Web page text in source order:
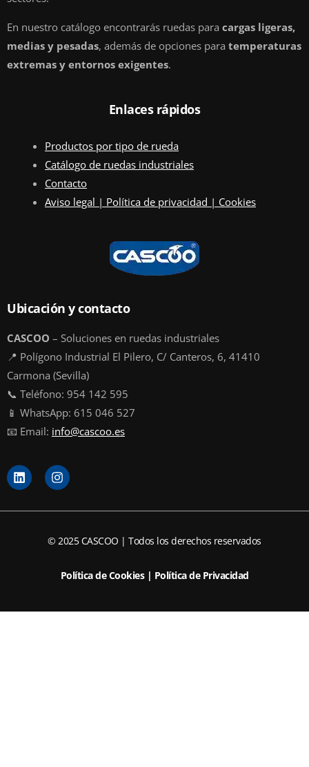
En nuestro catálogo encontrarás ruedas para cargas ligeras,
medias y pesadas, además de opciones para temperaturas
extremas y entornos exigentes.
Enlaces rápidos
Productos por tipo de rueda
Catálogo de ruedas industriales
Contacto
Aviso legal | Política de privacidad | Cookies
Ubicación y contacto
CASCOO – Soluciones en ruedas industriales
📍 Polígono Industrial El Pilero, C/ Canteros, 6, 41410
Carmona (Sevilla)
📞 Teléfono: 954 142 595
📱 WhatsApp: 615 046 527
📧 Email: info@cascoo.es
L
i
n
k
I
n
s
t
r
m
© 2025 CASCOO | Todos los derechos reservados
Política de Cookies| Política de Privacidad